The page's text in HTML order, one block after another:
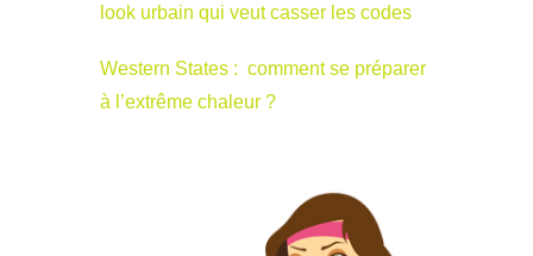
look urbain qui veut casser les codes
Western States : comment se préparer
à l’extrême chaleur ?